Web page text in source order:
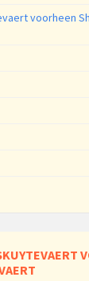
voorheen